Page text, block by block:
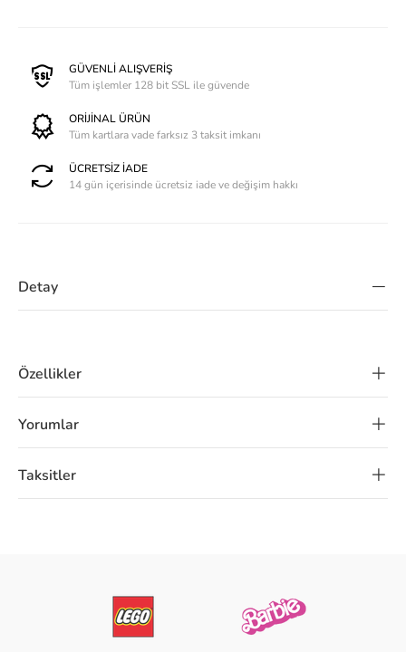
GÜVENLİ ALIŞVERİŞ
Tüm işlemler 128 bit SSL ile güvende
ORİJİNAL ÜRÜN
Tüm kartlara vade farksız 3 taksit imkanı
ÜCRETSİZ İADE
14 gün içerisinde ücretsiz iade ve değişim hakkı
Detay
Özellikler
Yorumlar
Taksitler